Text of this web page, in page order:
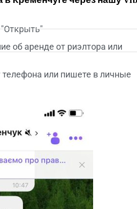
"Открыть"
об аренде от риэлтора или
или пишете в личные